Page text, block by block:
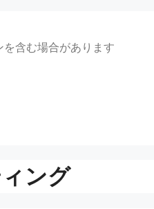
含む場合があります
ング